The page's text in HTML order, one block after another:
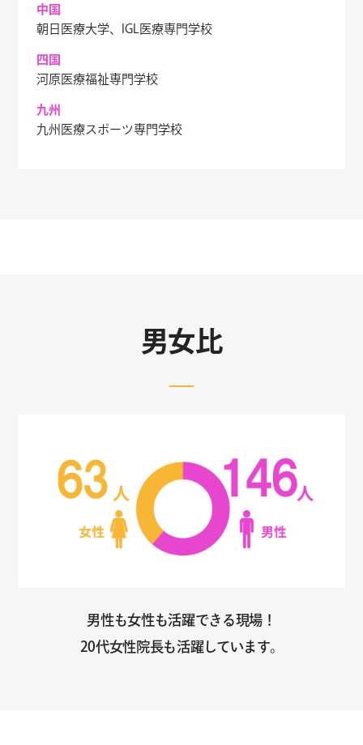
中国
朝日医療大学、IGL医療専門学校
四国
河原医療福祉専門学校
九州
九州医療スポーツ専門学校
男女比
男性も女性も活躍できる現場！
20代女性院長も活躍しています。